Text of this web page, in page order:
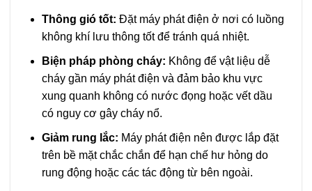
Thông gió tốt: Đặt máy phát điện ở nơi có luồng
không khí lưu thông tốt để tránh quá nhiệt.
Biện pháp phòng cháy: Không để vật liệu dễ
cháy gần máy phát điện và đảm bảo khu vực
xung quanh không có nước đọng hoặc vết dầu
có nguy cơ gây cháy nổ.
Giảm rung lắc: Máy phát điện nên được lắp đặt
trên bề mặt chắc chắn để hạn chế hư hỏng do
rung động hoặc các tác động từ bên ngoài.